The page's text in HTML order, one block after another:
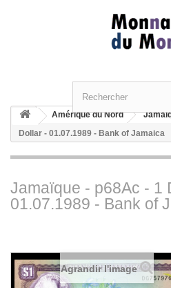
Amérique du Nord
Dollar - 01.07.1989 - Bank of Jamaica
Jamaïque - p68Ac - 1
01.07.1989 - Bank of
Agrandir l'image